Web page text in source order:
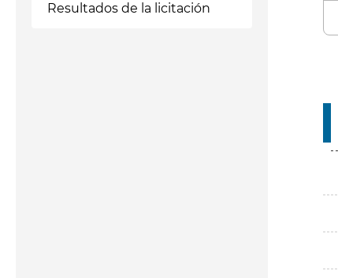
Resultados de la licitación